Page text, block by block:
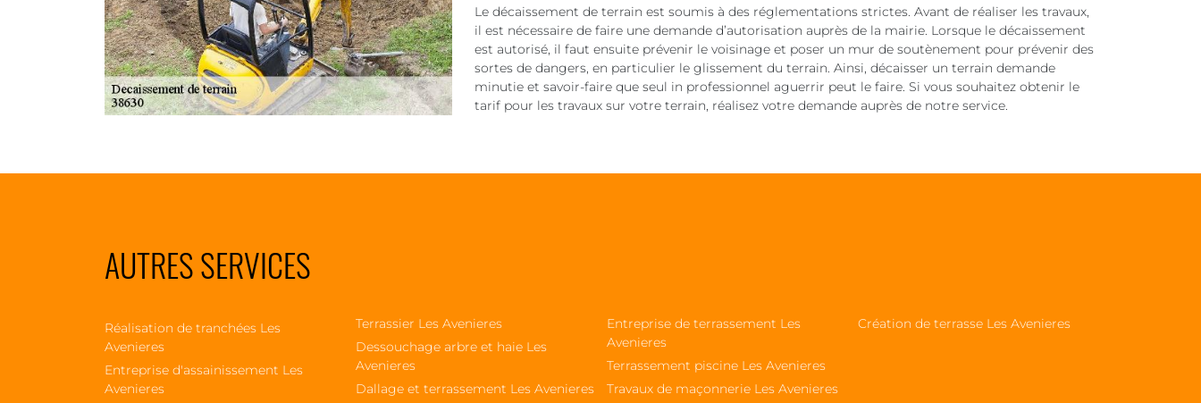
Le décaissement de terrain est soumis à des réglementations strictes. Avant de réaliser les travaux,
il est nécessaire de faire une demande d’autorisation auprès de la mairie. Lorsque le décaissement
est autorisé, il faut ensuite prévenir le voisinage et poser un mur de soutènement pour prévenir des
sortes de dangers, en particulier le glissement du terrain. Ainsi, décaisser un terrain demande
minutie et savoir-faire que seul in professionnel aguerrir peut le faire. Si vous souhaitez obtenir le
tarif pour les travaux sur votre terrain, réalisez votre demande auprès de notre service.
AUTRES SERVICES
Réalisation de tranchées Les
Avenieres
Entreprise d'assainissement Les
Avenieres
Terrassier Les Avenieres
Dessouchage arbre et haie Les
Avenieres
Dallage et terrassement Les Avenieres
Entreprise de terrassement Les
Avenieres
Terrassement piscine Les Avenieres
Travaux de maçonnerie Les Avenieres
Création de terrasse Les Avenieres